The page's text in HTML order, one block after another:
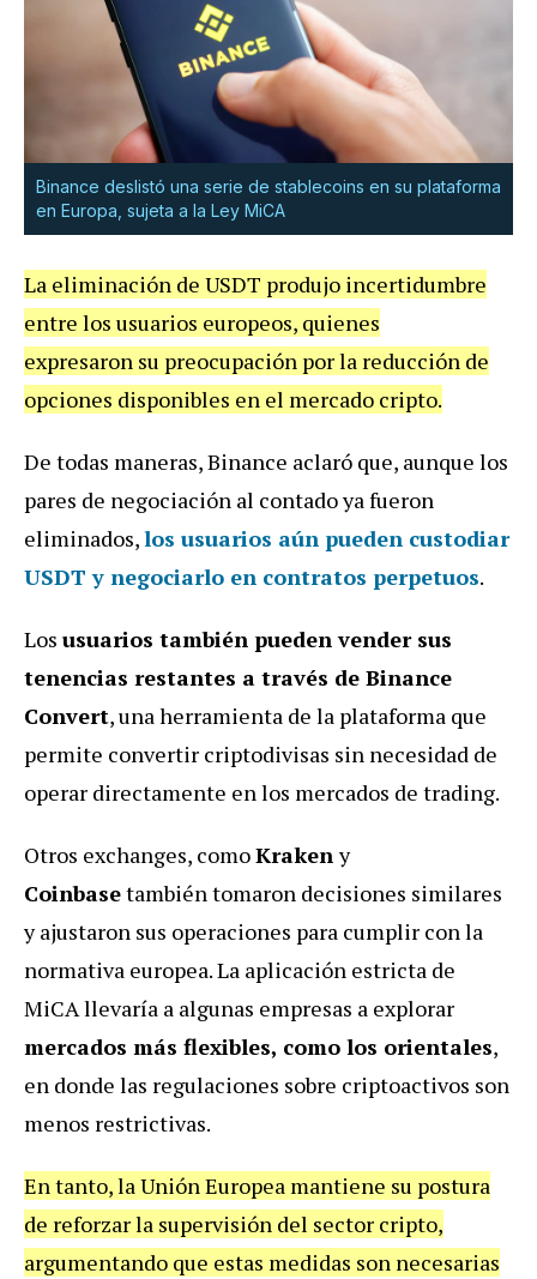
Binance deslistó una serie de stablecoins en su plataforma
en Europa, sujeta a la Ley MiCA
La eliminación de USDT produjo incertidumbre
entre los usuarios europeos, quienes
expresaron su preocupación por la reducción de
opciones disponibles en el mercado cripto.
De todas maneras, Binance aclaró que, aunque los
pares de negociación al contado ya fueron
eliminados,los usuarios aún pueden custodiar
USDT y negociarlo en contratos perpetuos.
Los usuarios también pueden vender sus
tenencias restantes a través de Binance
Convert, una herramienta de la plataforma que
permite convertir criptodivisas sin necesidad de
operar directamente en los mercados de trading.
Otros exchanges, comoKrakeny
Coinbasetambién tomaron decisiones similares
y ajustaron sus operaciones para cumplir con la
normativa europea. La aplicación estricta de
MiCA llevaría a algunas empresas a explorar
mercados más flexibles, como los orientales,
en donde las regulaciones sobre criptoactivos son
menos restrictivas.
En tanto, la Unión Europea mantiene su postura
de reforzar la supervisión del sector cripto,
argumentando que estas medidas son necesarias